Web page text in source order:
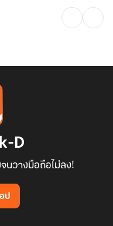
D
นวางมือถือไม่ลง!
ป